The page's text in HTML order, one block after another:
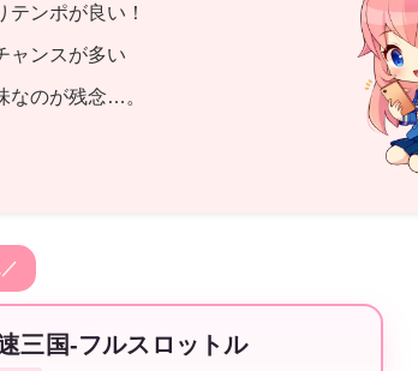
テンポが良い！
ャンスが多い
なのが残念…。
三国-フルスロットル